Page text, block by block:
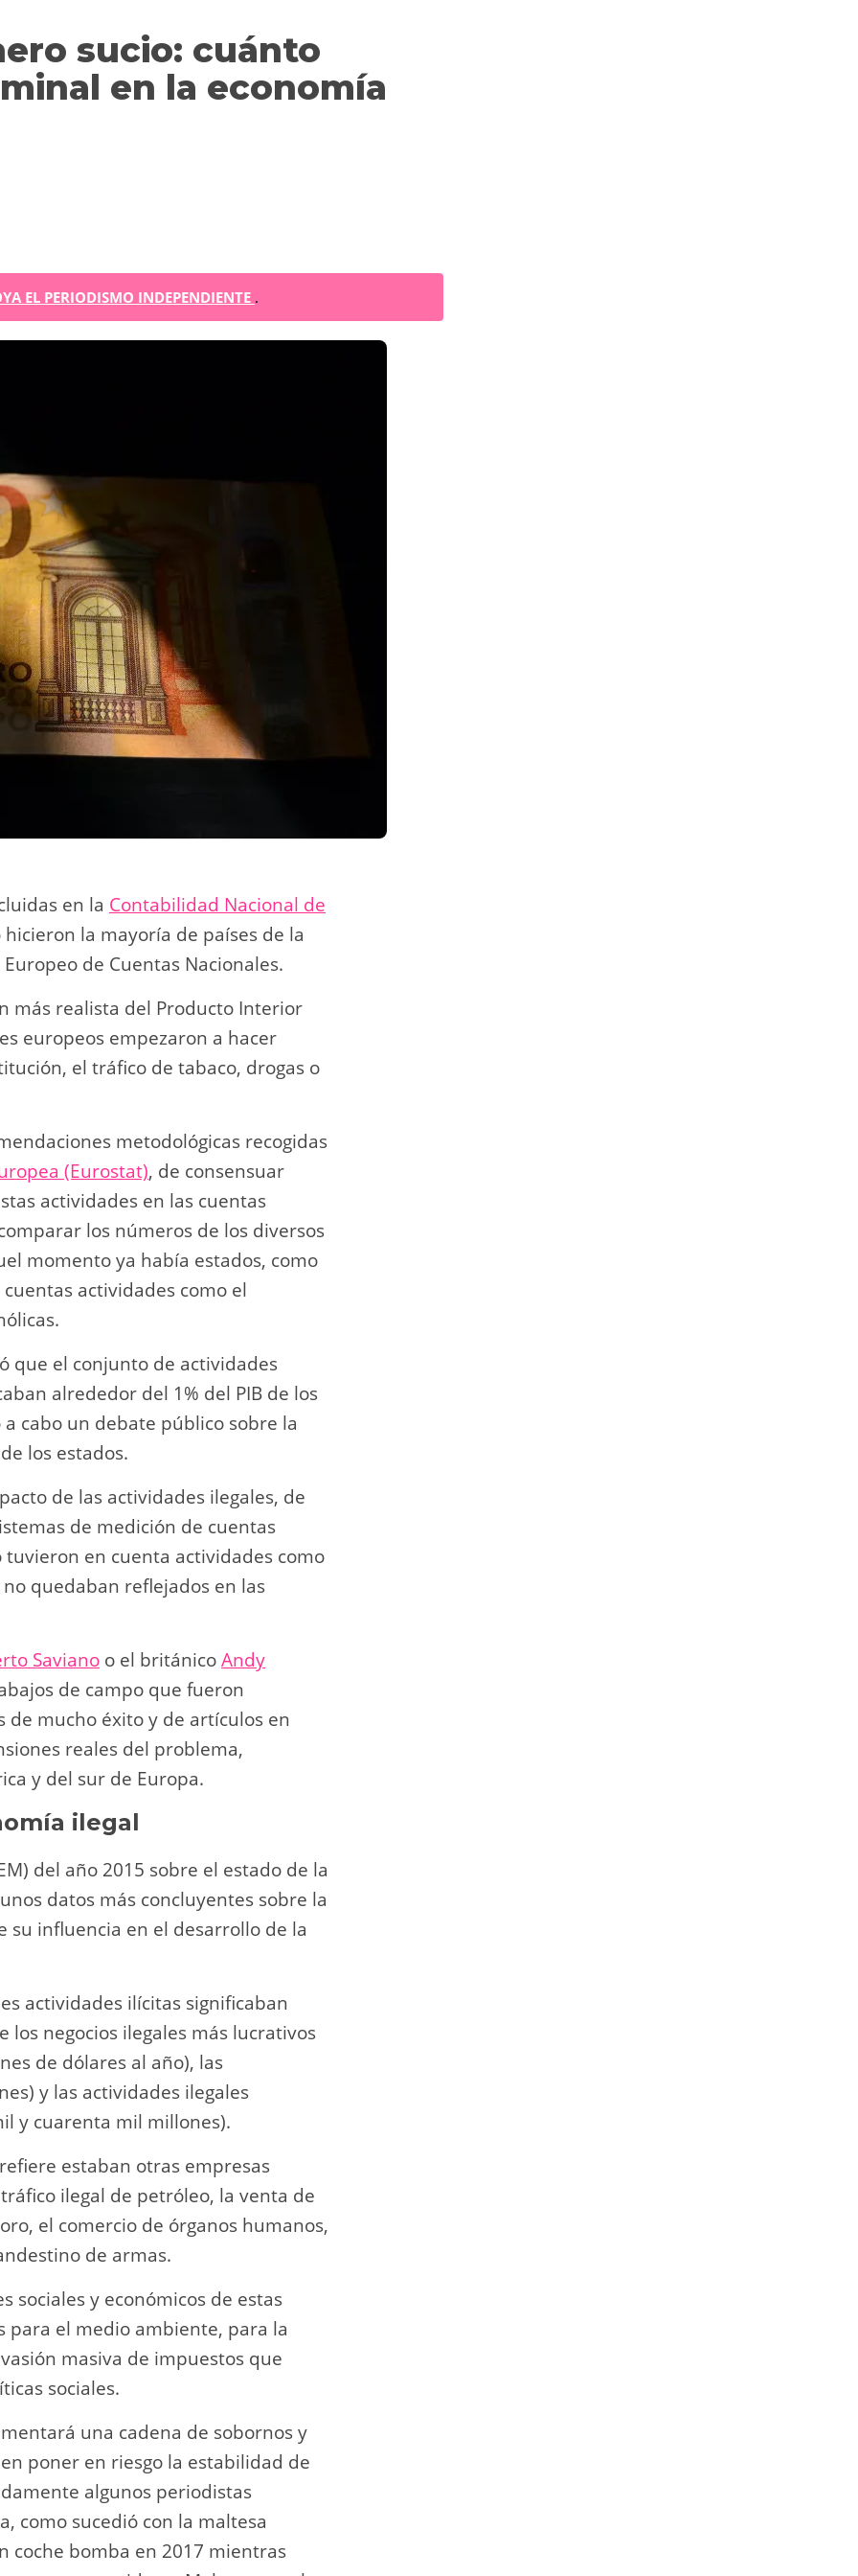
sucio: cuánto
en la economía
EL PERIODISMO INDEPENDIENTE .
en la Contabilidad Nacional de
la mayoría de países de la
de Cuentas Nacionales.
más realista del Producto Interior
europeos empezaron a hacer
el tráfico de tabaco, drogas o
metodológicas recogidas
(Eurostat), de consensuar
actividades en las cuentas
los números de los diversos
momento ya había estados, como
actividades como el
que el conjunto de actividades
alrededor del 1% del PIB de los
cabo un debate público sobre la
los estados.
de las actividades ilegales, de
de medición de cuentas
en cuenta actividades como
quedaban reflejados en las
Saviano o el británicoAndy
de campo que fueron
mucho éxito y de artículos en
reales del problema,
y del sur de Europa.
ilegal
del año 2015 sobre el estado de la
datos más concluyentes sobre la
su influencia en el desarrollo de la
actividades ilícitas significaban
los negocios ilegales más lucrativos
de dólares al año), las
y las actividades ilegales
y cuarenta mil millones).
estaban otras empresas
ilegal de petróleo, la venta de
el comercio de órganos humanos,
de armas.
sociales y económicos de estas
para el medio ambiente, para la
masiva de impuestos que
sociales.
una cadena de sobornos y
poner en riesgo la estabilidad de
algunos periodistas
como sucedió con la maltesa
coche bomba en 2017 mientras